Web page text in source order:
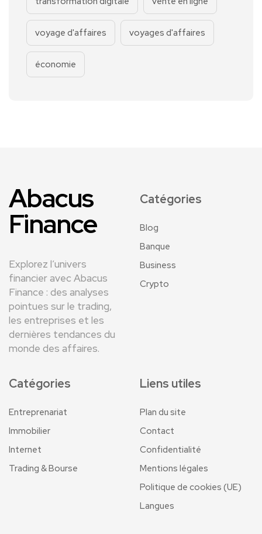
voyage d'affaires voyages d'affaires
économie
Abacus
Finance
Explorez l’univers
financier avec Abacus
Finance : des analyses
pointues sur le trading,
les entreprises et les
dernières tendances du
monde des affaires.
Catégories
Blog
Banque
Business
Crypto
Catégories
Entreprenariat
Immobilier
Internet
Trading & Bourse
Liens utiles
Plan du site
Contact
Confidentialité
Mentions légales
Politique de cookies (UE)
Langues